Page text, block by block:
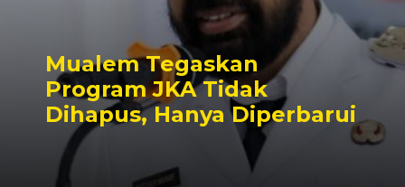
Mualem Tegaskan
Program JKA Tidak
Dihapus, Hanya Diperbarui